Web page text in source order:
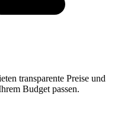
transparente Preise und
Budget passen.